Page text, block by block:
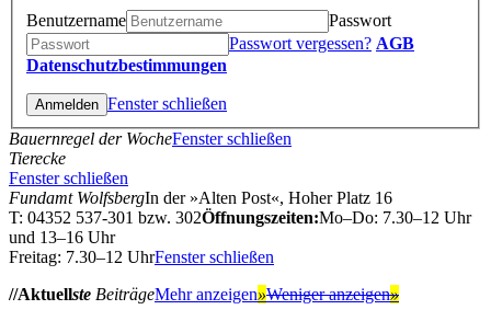
Benutzername
Passwort
Passwort vergessen? AGB
Datenschutzbestimmungen
Fenster schließen
Bauernregel der WocheFenster schließen
Tierecke
Fenster schließen
Fundamt WolfsbergIn der »Alten Post«, Hoher Platz 16
T: 04352 537-301 bzw. 302Öffnungszeiten:Mo–Do: 7.30–12 Uhr
und 13–16 Uhr
Freitag: 7.30–12 UhrFenster schließen
//Aktuellste BeiträgeMehr anzeigen»Weniger anzeigen»